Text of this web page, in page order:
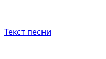
Текст песни